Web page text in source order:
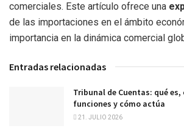
comerciales. Este artículo ofrece una
de las importaciones en el ámbito
importancia en la dinámica comercial
Entradas relacionadas
Tribunal de Cuentas: qué es,
funciones y cómo actúa
21. JULIO 2026